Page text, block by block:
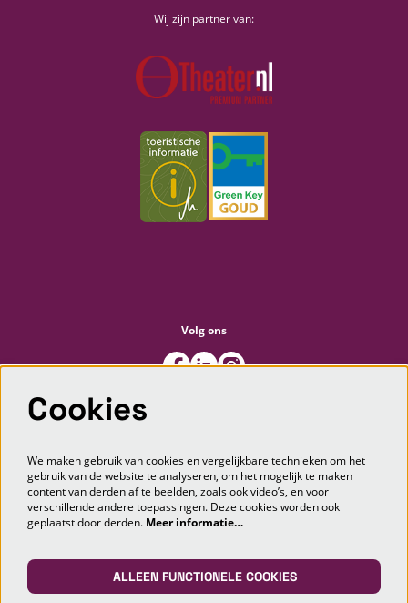
Wij zijn partner van:
Volg ons
Meld je aan voor de nieuwsbrief
AANMELDEN
Deze site wordt beschermd door reCAPTCHA, dataverwerking gebeurt in overeenstemming met deCloud Data Processing
Cookies
We maken gebruik van cookies en vergelijkbare technieken om het
gebruik van de website te analyseren, om het mogelijk te maken
content van derden af te beelden, zoals ook video’s, en voor
verschillende andere toepassingen. Deze cookies worden ook
geplaatst door derden. Meer informatie…
ALLEEN FUNCTIONELE COOKIES